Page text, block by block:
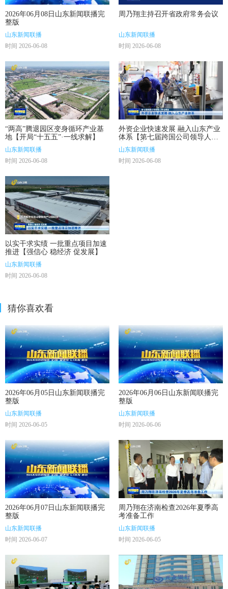
2026年06月08日山东新闻联播完
整版
山东新闻联播
时间 2026-06-08
周乃翔主持召开省政府常务会议
山东新闻联播
时间 2026-06-08
“两高”腾退园区变身循环产业基
地【开局“十五五”·一线求解】
山东新闻联播
时间 2026-06-08
外资企业快速发展 融入山东产业
体系【第七届跨国公司领导人青
岛峰会】
山东新闻联播
时间 2026-06-08
以实干求实绩 一批重点项目加速
推进【强信心 稳经济 促发展】
山东新闻联播
时间 2026-06-08
猜你喜欢看
2026年06月05日山东新闻联播完
整版
山东新闻联播
时间 2026-06-05
2026年06月06日山东新闻联播完
整版
山东新闻联播
时间 2026-06-06
2026年06月07日山东新闻联播完
整版
山东新闻联播
时间 2026-06-07
周乃翔在济南检查2026年夏季高
考准备工作
山东新闻联播
时间 2026-06-05